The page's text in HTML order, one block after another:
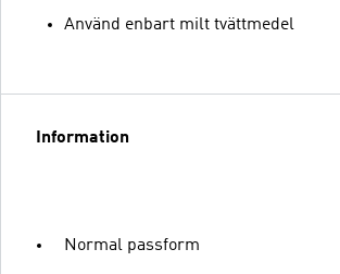
Använd enbart milt tvättmedel
Information
Normal passform